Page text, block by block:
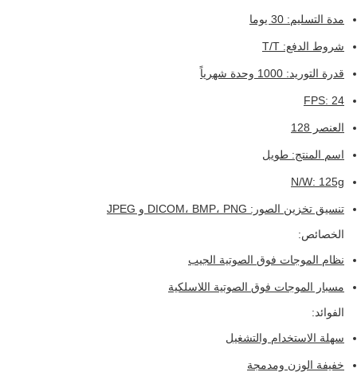
مدة التسليم: 30 يوما
شروط الدفع: T/T
قدرة التوريد: 1000 وحدة شهرياً
FPS: 24
العنصر 128
اسم المنتج: طويل
N/W: 125g
تنسيق تخزين الصور: DICOM، BMP، PNG و JPEG
الخصائص:
نظام الموجات فوق الصوتية الجيب
مسبار الموجات فوق الصوتية اللاسلكية
الفوائد:
سهلة الاستخدام والتشغيل
خفيفة الوزن ومدمجة